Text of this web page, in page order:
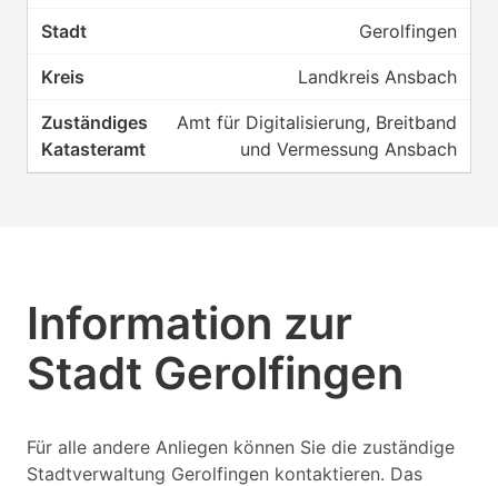
Gerolfingen
Landkreis Ansbach
Amt für Digitalisierung, Breitband
und Vermessung Ansbach
Information zur
Stadt Gerolfingen
Für alle andere Anliegen können Sie die zuständige
Stadtverwaltung Gerolfingen kontaktieren. Das